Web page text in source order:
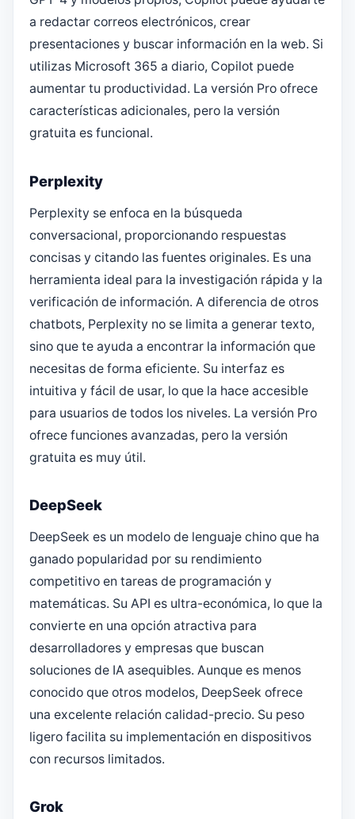
a redactar correos electrónicos, crear
presentaciones y buscar información en la web. Si
utilizas Microsoft 365 a diario, Copilot puede
aumentar tu productividad. La versión Pro ofrece
características adicionales, pero la versión
gratuita es funcional.
Perplexity
Perplexity se enfoca en la búsqueda
conversacional, proporcionando respuestas
concisas y citando las fuentes originales. Es una
herramienta ideal para la investigación rápida y la
verificación de información. A diferencia de otros
chatbots, Perplexity no se limita a generar texto,
sino que te ayuda a encontrar la información que
necesitas de forma eficiente. Su interfaz es
intuitiva y fácil de usar, lo que la hace accesible
para usuarios de todos los niveles. La versión Pro
ofrece funciones avanzadas, pero la versión
gratuita es muy útil.
DeepSeek
DeepSeek es un modelo de lenguaje chino que ha
ganado popularidad por su rendimiento
competitivo en tareas de programación y
matemáticas. Su API es ultra-económica, lo que la
convierte en una opción atractiva para
desarrolladores y empresas que buscan
soluciones de IA asequibles. Aunque es menos
conocido que otros modelos, DeepSeek ofrece
una excelente relación calidad-precio. Su peso
ligero facilita su implementación en dispositivos
con recursos limitados.
Grok